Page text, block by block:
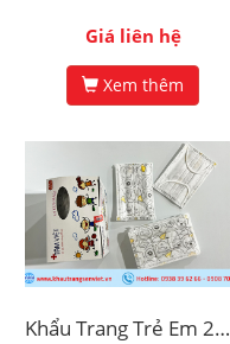
Giá liên hệ
Xem thêm
Khẩu Trang Trẻ Em 2D In Hình Vịt